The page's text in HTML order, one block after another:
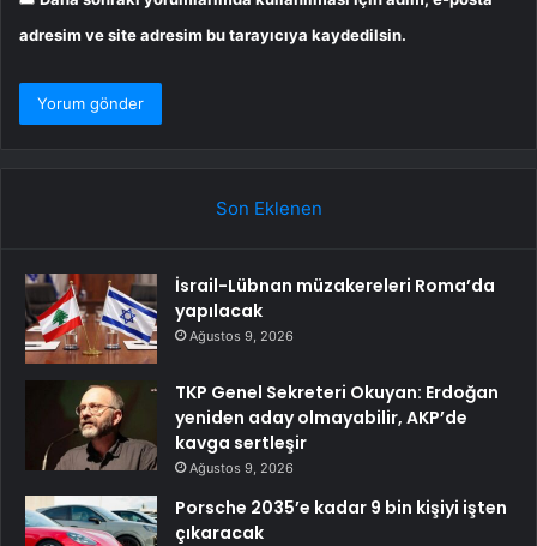
adresim ve site adresim bu tarayıcıya kaydedilsin.
Son Eklenen
İsrail-Lübnan müzakereleri Roma’da
yapılacak
Ağustos 9, 2026
TKP Genel Sekreteri Okuyan: Erdoğan
yeniden aday olmayabilir, AKP’de
kavga sertleşir
Ağustos 9, 2026
Porsche 2035’e kadar 9 bin kişiyi işten
çıkaracak